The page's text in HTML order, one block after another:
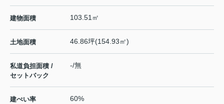
建物面積 103.51㎡
土地面積 46.86坪(154.93㎡)
私道負担面積 /
セットバック
-/無
建ぺい率 60%